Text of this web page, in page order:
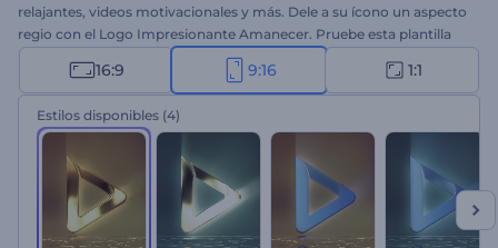
relajantes, videos motivacionales y más. Dele a su ícono un aspecto
regio con el Logo Impresionante Amanecer. Pruebe esta plantilla
cinematográfica hoy mismo.
16:9 9:16 1:1
Estilos disponibles (4)